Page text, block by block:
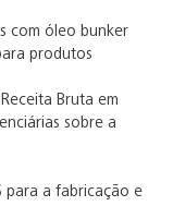
com óleo bunker
produtos
Bruta em
sobre a
para a fabricação e